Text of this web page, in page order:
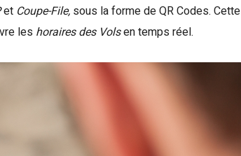
et Coupe-File, sous la forme de QR Codes. Cette
les horaires des Volsen temps réel.